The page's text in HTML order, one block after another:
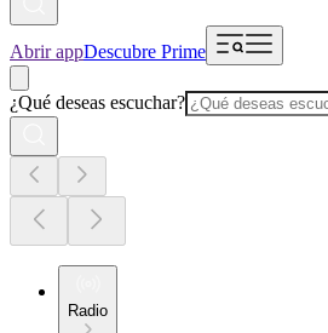
Abrir appDescubre Prime
¿Qué deseas escuchar?
Radio